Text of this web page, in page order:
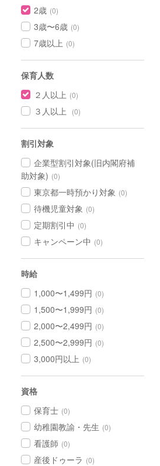
2歳 (0)
3歳〜6歳 (0)
7歳以上 (0)
保育人数
２人以上 (0)
３人以上 (0)
割引対象
企業型割引対象(旧内閣府補
助対象) (0)
東京都一時預かり対象 (0)
待機児童対象 (0)
定期割引中 (0)
キャンペーン中 (0)
時給
1,000〜1,499円 (0)
1,500〜1,999円 (0)
2,000〜2,499円 (0)
2,500〜2,999円 (0)
3,000円以上 (0)
資格
保育士 (0)
幼稚園教諭・先生 (0)
看護師 (0)
産後ドゥーラ (0)